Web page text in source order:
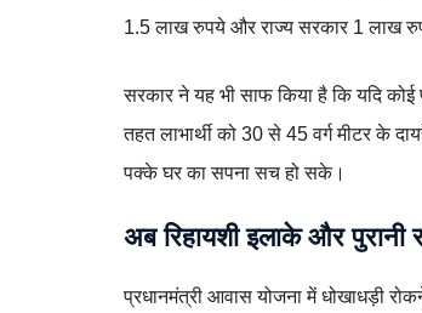
1.5 लाख रुपये और राज्य सरकार 1 लाख
सरकार ने यह भी साफ किया है कि यदि
तहत लाभार्थी को 30 से 45 वर्ग मीटर के
पक्के घर का सपना सच हो सके।
अब रिहायशी इलाके और पुरानी
प्रधानमंत्री आवास योजना में धोखाधड़ी